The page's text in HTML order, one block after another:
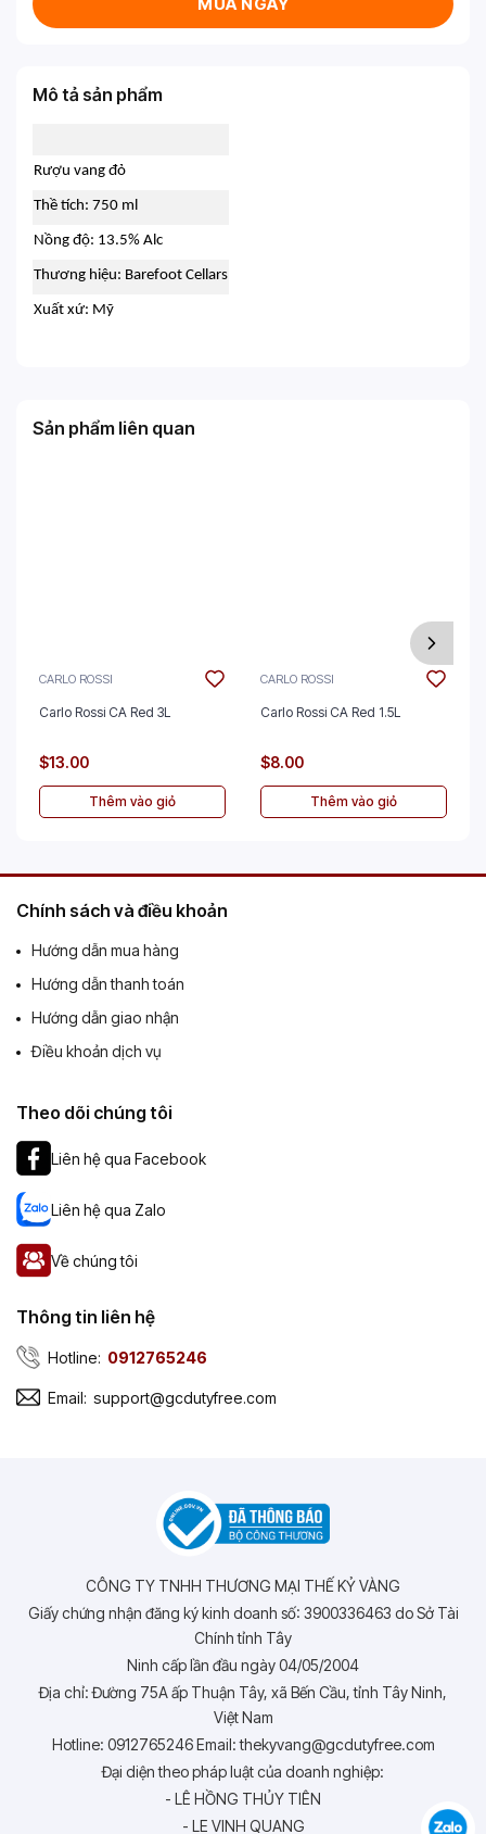
Mô tả sản phẩm
Rượu vang đỏ
Thề tích: 750 ml
Nồng độ: 13.5% Alc
Thương hiệu: Barefoot Cellars
Xuất xứ: Mỹ
Sản phẩm liên quan
CARLO ROSSI
Carlo Rossi CA Red 3L
$13.00
Thêm vào giỏ
CARLO ROSSI
Carlo Rossi CA Red 1.5L
$8.00
Thêm vào giỏ
Chính sách và điều khoản
Hướng dẫn mua hàng
Hướng dẫn thanh toán
Hướng dẫn giao nhận
Điều khoản dịch vụ
Theo dõi chúng tôi
Liên hệ qua Facebook
Liên hệ qua Zalo
Về chúng tôi
Thông tin liên hệ
Hotline: 0912765246
Email: support@gcdutyfree.com
CÔNG TY TNHH THƯƠNG MẠI THẾ KỶ VÀNG
Giấy chứng nhận đăng ký kinh doanh số: 3900336463 do Sở Tài
Chính tỉnh Tây
Ninh cấp lần đầu ngày 04/05/2004
Địa chỉ: Đường 75A ấp Thuận Tây, xã Bến Cầu, tỉnh Tây Ninh,
Việt Nam
Hotline: 0912765246 Email: thekyvang@gcdutyfree.com
Đại diện theo pháp luật của doanh nghiệp:
- LÊ HỒNG THỦY TIÊN
- LE VINH QUANG